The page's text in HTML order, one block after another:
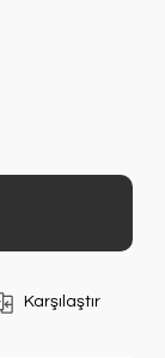
Karşılaştır